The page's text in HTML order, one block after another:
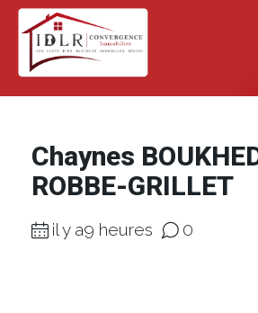
Chaynes
ROBBE-GRILLET
il y a9 heures 0